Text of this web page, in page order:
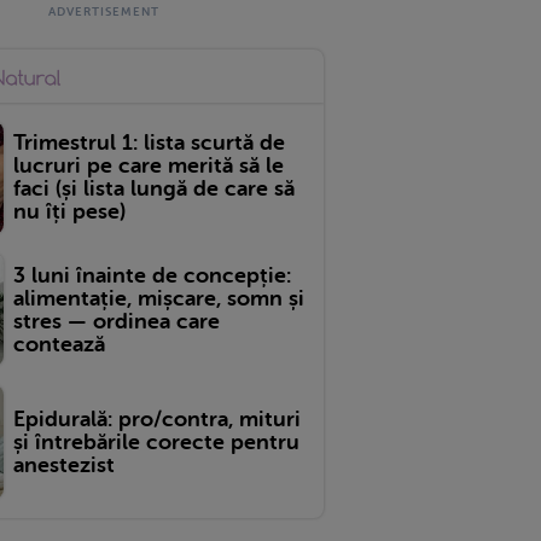
Trimestrul 1: lista scurtă de
lucruri pe care merită să le
faci (și lista lungă de care să
nu îți pese)
3 luni înainte de concepție:
alimentație, mișcare, somn și
stres — ordinea care
contează
Epidurală: pro/contra, mituri
și întrebările corecte pentru
anestezist